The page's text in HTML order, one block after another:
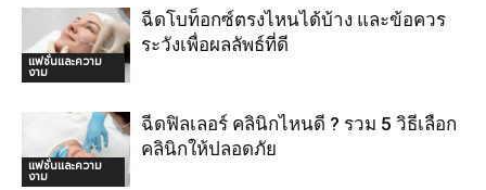
แฟชั่นและความ
งาม
ฉีดโบท็อกซ์ตรงไหนได้บ้าง และข้อควร
ระวังเพื่อผลลัพธ์ที่ดี
แฟชั่นและความ
งาม
ฉีดฟิลเลอร์ คลินิกไหนดี ? รวม 5 วิธีเลือก
คลินิกให้ปลอดภัย